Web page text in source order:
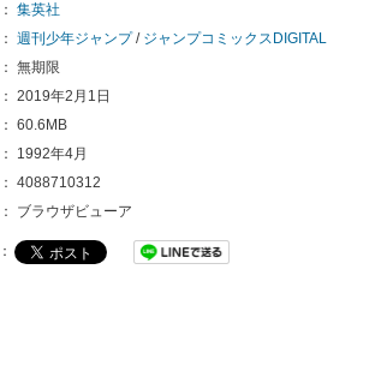
： 集英社
： 週刊少年ジャンプ/ ジャンプコミックスDIGITAL
： 無期限
： 2019年2月1日
： 60.6MB
：
1992年4月
： 4088710312
： ブラウザビューア
：